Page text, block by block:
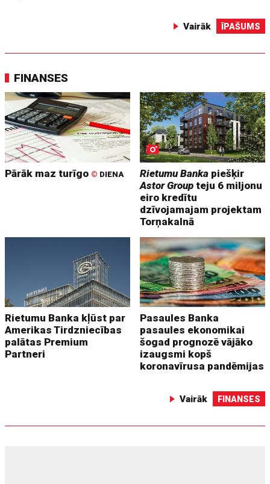
Vairāk ĪPAŠUMS
FINANSES
Pārāk maz turīgo © DIENA Rietumu Banka piešķir
Astor Group teju 6 miljonu
eiro kredītu
dzīvojamajam projektam
Torņakalnā
Rietumu Banka kļūst par
Amerikas Tirdzniecības
palātas Premium
Partneri
Pasaules Banka
pasaules ekonomikai
šogad prognozē vājāko
izaugsmi kopš
koronavīrusa pandēmijas
Vairāk FINANSES